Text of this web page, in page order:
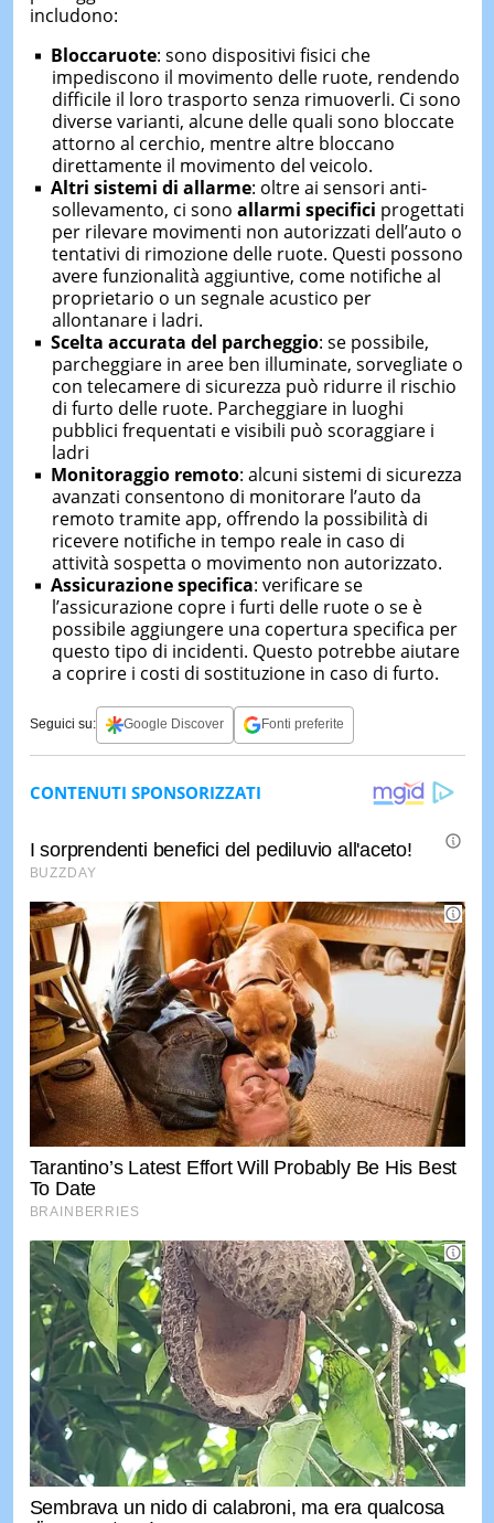
includono:
Bloccaruote: sono dispositivi fisici che
impediscono il movimento delle ruote, rendendo
difficile il loro trasporto senza rimuoverli. Ci sono
diverse varianti, alcune delle quali sono bloccate
attorno al cerchio, mentre altre bloccano
direttamente il movimento del veicolo.
Altri sistemi di allarme: oltre ai sensori anti-
sollevamento, ci sono allarmi specifici progettati
per rilevare movimenti non autorizzati dell’auto o
tentativi di rimozione delle ruote. Questi possono
avere funzionalità aggiuntive, come notifiche al
proprietario o un segnale acustico per
allontanare i ladri.
Scelta accurata del parcheggio: se possibile,
parcheggiare in aree ben illuminate, sorvegliate o
con telecamere di sicurezza può ridurre il rischio
di furto delle ruote. Parcheggiare in luoghi
pubblici frequentati e visibili può scoraggiare i
ladri
Monitoraggio remoto: alcuni sistemi di sicurezza
avanzati consentono di monitorare l’auto da
remoto tramite app, offrendo la possibilità di
ricevere notifiche in tempo reale in caso di
attività sospetta o movimento non autorizzato.
Assicurazione specifica: verificare se
l’assicurazione copre i furti delle ruote o se è
possibile aggiungere una copertura specifica per
questo tipo di incidenti. Questo potrebbe aiutare
a coprire i costi di sostituzione in caso di furto.
Seguici su: Google Discover Fonti preferite